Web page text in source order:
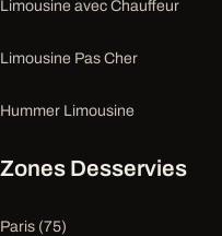
Limousine avec Chauffeur
Limousine Pas Cher
Hummer Limousine
Zones Desservies
Paris (75)